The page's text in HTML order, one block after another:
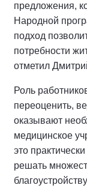
предложения,
Народной
подход
потребности
отметил
Роль
переоценить,
оказывают
медицинское
это
решать